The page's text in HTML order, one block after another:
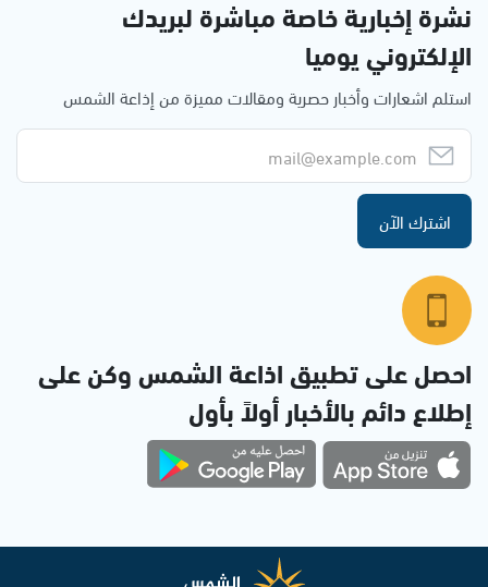
نشرة إخبارية خاصة مباشرة لبريدك
الإلكتروني يوميا
استلم اشعارات وأخبار حصرية ومقالات مميزة من إذاعة الشمس
اشترك الآن
احصل على تطبيق اذاعة الشمس وكن على
إطلاع دائم بالأخبار أولاً بأول